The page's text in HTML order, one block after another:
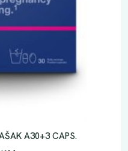
A30+3 CAPS.